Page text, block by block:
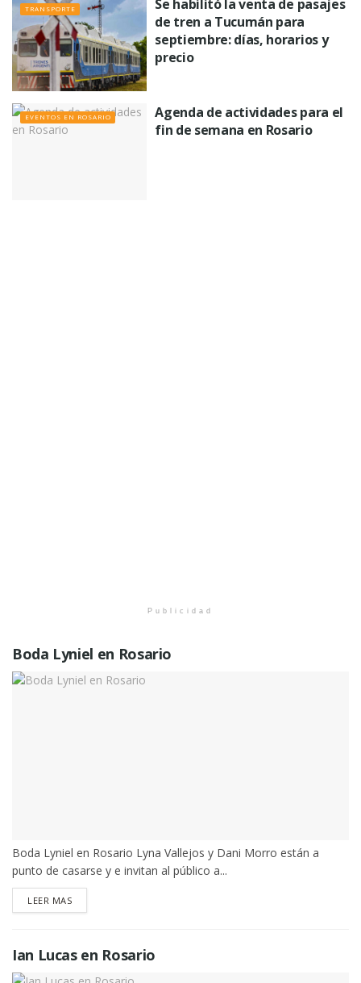
TRANSPORTE
Se habilitó la venta de pasajes
de tren a Tucumán para
septiembre: días, horarios y
precio
EVENTOS EN ROSARIO
Agenda de actividades para el
fin de semana en Rosario
Publicidad
Boda Lyniel en Rosario
Boda Lyniel en Rosario Lyna Vallejos y Dani Morro están a
punto de casarse y e invitan al público a...
LEER MASDETAILS
Ian Lucas en Rosario